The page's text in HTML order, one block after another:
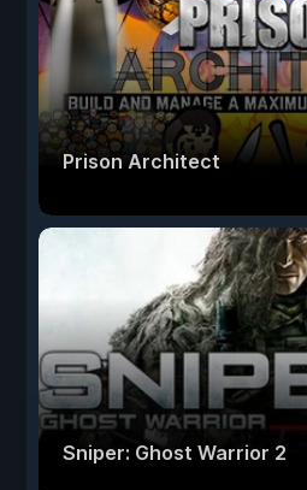
Prison Architect
Sniper: Ghost Warrior 2